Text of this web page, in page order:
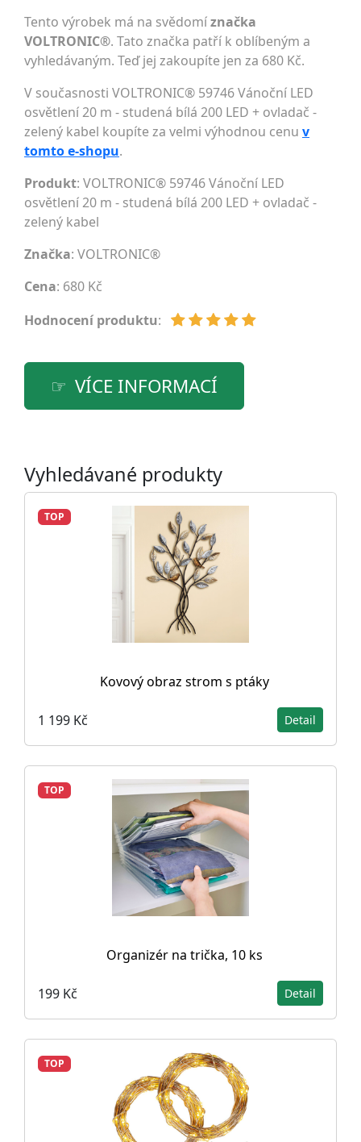
Tento výrobek má na svědomíznačka
VOLTRONIC®. Tato značka patří k oblíbeným a
vyhledávaným. Teď jej zakoupíte jen za 680 Kč.
V současnosti VOLTRONIC® 59746 Vánoční LED
osvětlení 20 m - studená bílá 200 LED + ovladač -
zelený kabel koupíte za velmi výhodnou cenu v
tomto e-shopu.
Produkt: VOLTRONIC® 59746 Vánoční LED
osvětlení 20 m - studená bílá 200 LED + ovladač -
zelený kabel
Značka: VOLTRONIC®
Cena: 680 Kč
Hodnocení produktu:
VÍCE INFORMACÍ
Vyhledávané produkty
TOP
Kovový obraz strom s ptáky
1 199 Kč Detail
TOP
Organizér na trička, 10 ks
199 Kč Detail
TOP